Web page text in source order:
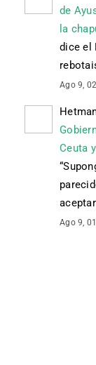
de
la
dice el
Ago 9,
Ceuta
“
Ago 9,